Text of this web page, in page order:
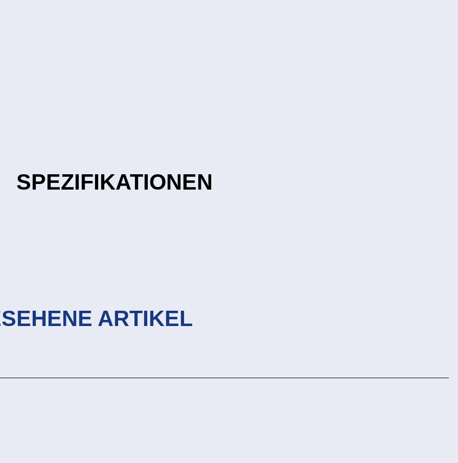
SPEZIFIKATIONEN
ARTIKEL